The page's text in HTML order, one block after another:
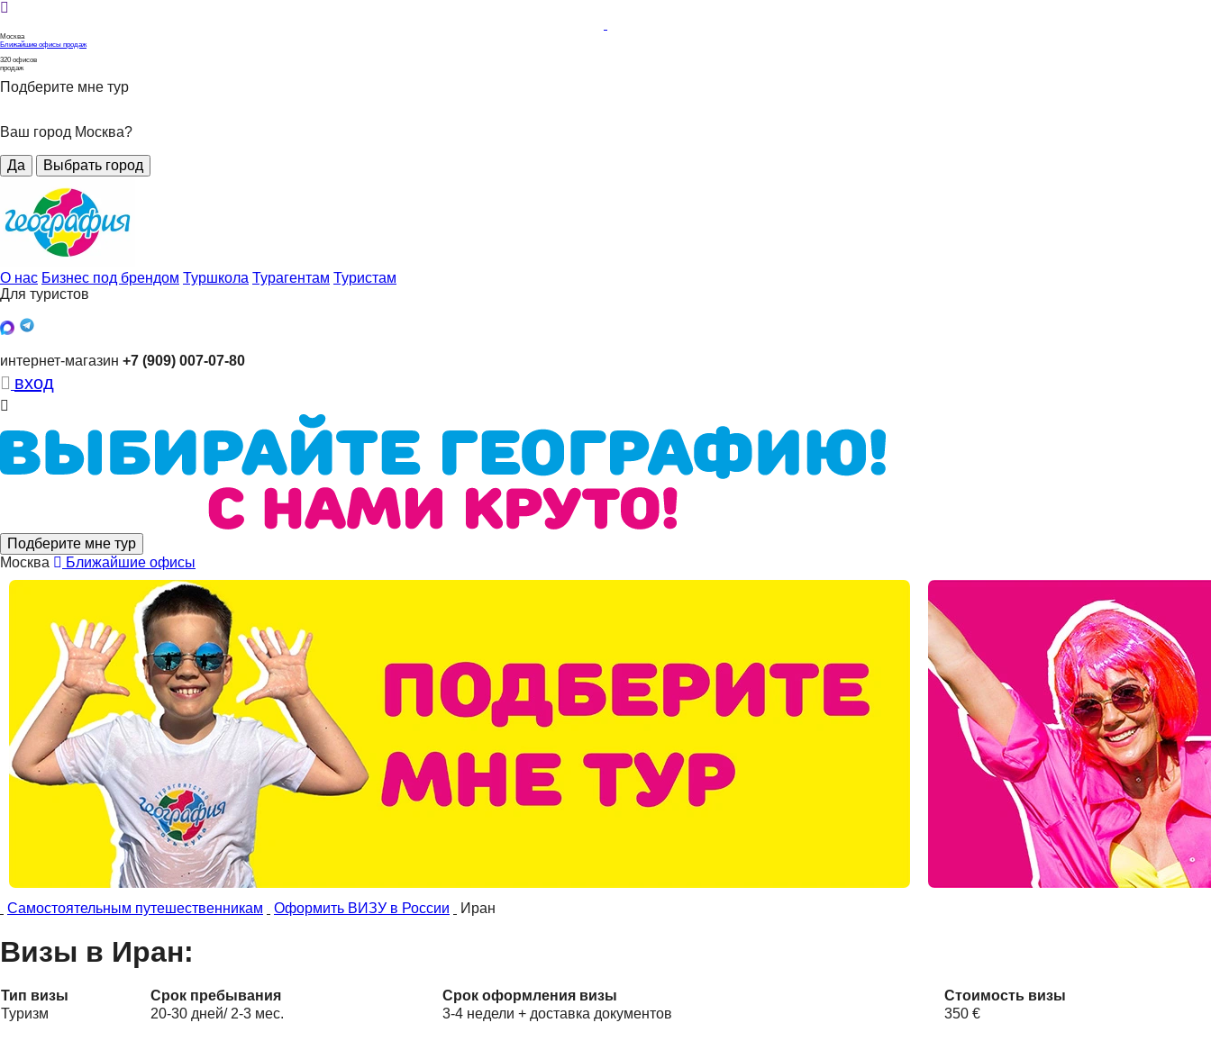
Москва
Ближайшие офисы продаж
320 офисов
продаж
Подберите мне тур
Ваш город Москва?
Да Выбрать город
О нас Бизнес под брендом Туршкола Турагентам Туристам
Для туристов
интернет-магазин +7 (909) 007-07-80
вход
Подберите мне тур
Москва
Ближайшие офисы
Самостоятельным путешественникам Оформить ВИЗУ в России Иран
Визы в Иран:
Тип визы Срок пребывания Срок оформления визы
Стоимость визы
Туризм
20-30 дней/ 2-3 мес. 3-4 недели + доставка документов 350 €